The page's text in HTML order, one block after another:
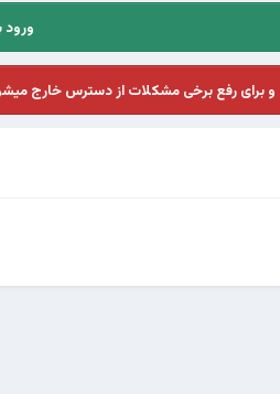
برای رفع برخی مشکلات از دسترس خارج